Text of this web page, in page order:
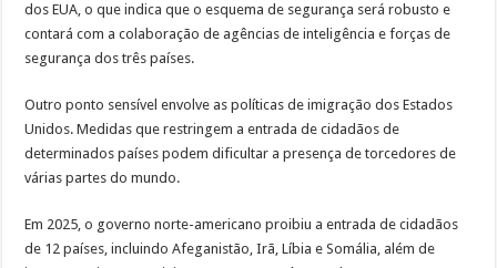
dos EUA, o que indica que o esquema de segurança será robusto e
contará com a colaboração de agências de inteligência e forças de
segurança dos três países.
Outro ponto sensível envolve as políticas de imigração dos Estados
Unidos. Medidas que restringem a entrada de cidadãos de
determinados países podem dificultar a presença de torcedores de
várias partes do mundo.
Em 2025, o governo norte-americano proibiu a entrada de cidadãos
de 12 países, incluindo Afeganistão, Irã, Líbia e Somália, além de